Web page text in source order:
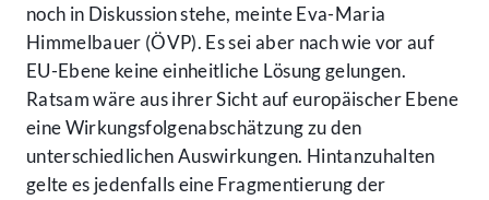
noch in Diskussion stehe, meinte Eva-Maria
Himmelbauer (ÖVP). Es sei aber nach wie vor auf
EU-Ebene keine einheitliche Lösung gelungen.
Ratsam wäre aus ihrer Sicht auf europäischer Ebene
eine Wirkungsfolgenabschätzung zu den
unterschiedlichen Auswirkungen. Hintanzuhalten
gelte es jedenfalls eine Fragmentierung der